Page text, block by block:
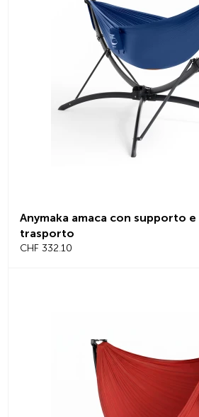
Anymaka amaca con supporto e
trasporto
CHF 332.10